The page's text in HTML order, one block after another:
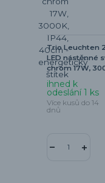
Trio Leuchten
LED nástěnné
chrom 17W,
ihned k
odeslání 1 ks
Více kusů do 14
dnů